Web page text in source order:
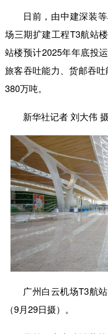
日前，由中建深装
场三期扩建工程T3航站
站楼预计2025年年底投
旅客吞吐能力、货邮吞吐
380万吨。
新华社记者 刘大伟
广州白云机场T3航
（9月29日摄）。